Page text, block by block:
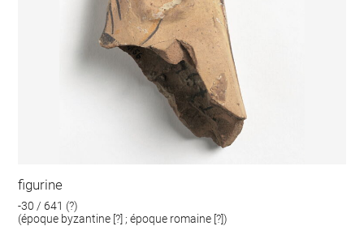
figurine
-30 / 641 (?)
(époque byzantine [?] ; époque romaine [?])